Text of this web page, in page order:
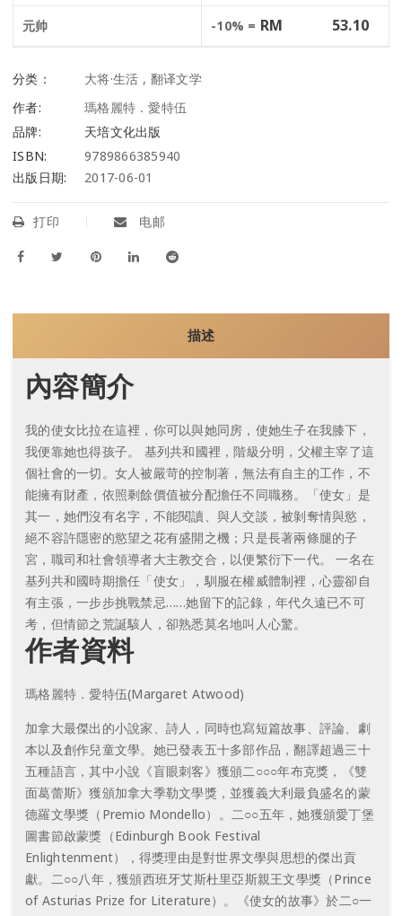
元帅 -10% = RM 53.10
分类： 大将·生活 , 翻译文学
作者:
瑪格麗特．愛特伍
品牌:
天培文化出版
ISBN:
9789866385940
出版日期:
2017-06-01
打印 电邮
描述
內容簡介
我的使女比拉在這裡，你可以與她同房，使她生子在我膝下，
我便靠她也得孩子。
基列共和國裡，階級分明，父權主宰了這
個社會的一切。女人被嚴苛的控制著，無法有自主的工作，不
能擁有財產，依照剩餘價值被分配擔任不同職務。「使女」是
其一，她們沒有名字，不能閱讀、與人交談，被剝奪情與慾，
絕不容許隱密的慾望之花有盛開之機；只是長著兩條腿的子
宮，職司和社會領導者大主教交合，以便繁衍下一代。 一名在
基列共和國時期擔任「使女」，馴服在權威體制裡，心靈卻自
有主張，一步步挑戰禁忌……她留下的記錄，年代久遠已不可
考，但情節之荒誕駭人，卻熟悉莫名地叫人心驚。
作者資料
瑪格麗特．愛特伍(Margaret Atwood)
加拿大最傑出的小說家、詩人，同時也寫短篇故事、評論、劇
本以及創作兒童文學。她已發表五十多部作品，翻譯超過三十
五種語言，其中小說《盲眼刺客》獲頒二○○○年布克獎，《雙
面葛蕾斯》獲頒加拿大季勒文學獎，並獲義大利最負盛名的蒙
德羅文學獎（Premio Mondello）。二○○五年，她獲頒愛丁堡
圖書節啟蒙獎（Edinburgh Book Festival
Enlightenment），得獎理由是對世界文學與思想的傑出貢
獻。二○○八年，獲頒西班牙艾斯杜里亞斯親王文學獎（Prince
of Asturias Prize for Literature）。《使女的故事》於二○一